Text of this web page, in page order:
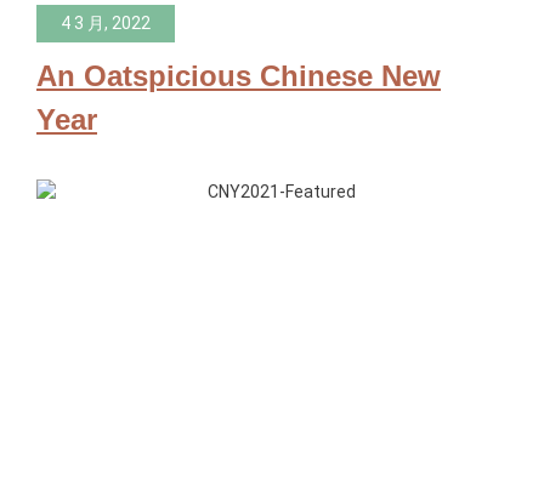
4 3 月, 2022
An Oatspicious Chinese New
Year